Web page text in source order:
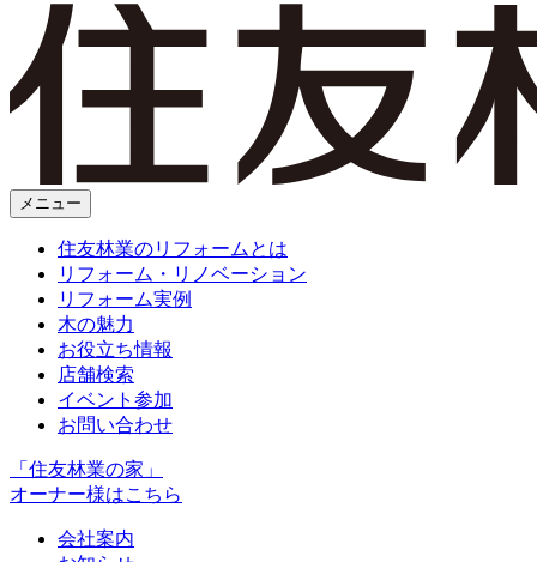
メニュー
住友林業のリフォームとは
リフォーム・リノベーション
リフォーム実例
木の魅力
お役立ち情報
店舗検索
イベント参加
お問い合わせ
「住友林業の家」
オーナー様はこちら
会社案内